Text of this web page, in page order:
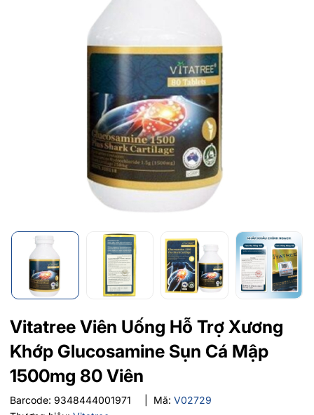
Vitatree Viên Uống Hỗ Trợ Xương
Khớp Glucosamine Sụn Cá Mập
1500mg 80 Viên
Barcode: 9348444001971 Mã: V02729